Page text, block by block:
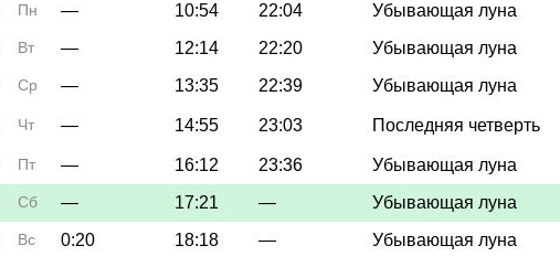
Пн — 10:54 22:04 Убывающая луна
Вт — 12:14 22:20 Убывающая луна
Ср — 13:35 22:39 Убывающая луна
Чт — 14:55 23:03 Последняя четверть
Пт — 16:12 23:36 Убывающая луна
Сб — 17:21 — Убывающая луна
Вс 0:20 18:18 — Убывающая луна